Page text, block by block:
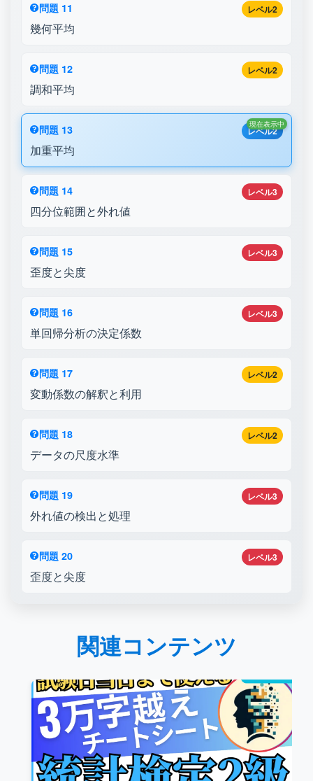
レベル2
問題 11
幾何平均
レベル2
問題 12
調和平均
レベル2
問題 13
加重平均
現在表示中
レベル3
問題 14
四分位範囲と外れ値
レベル3
問題 15
歪度と尖度
レベル3
問題 16
単回帰分析の決定係数
レベル2
問題 17
変動係数の解釈と利用
レベル2
問題 18
データの尺度水準
レベル3
問題 19
外れ値の検出と処理
レベル3
問題 20
歪度と尖度
関連コンテンツ